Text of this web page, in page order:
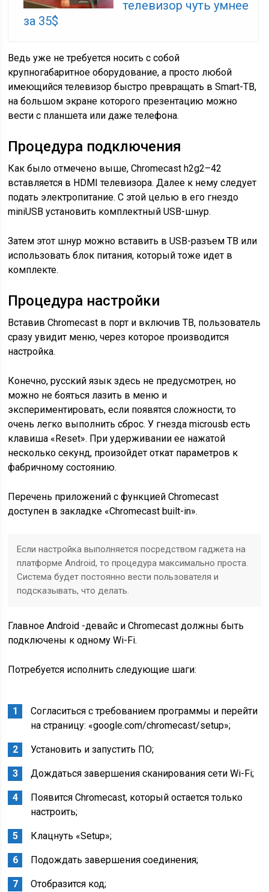
телевизор чуть умнее
за 35$
Ведь уже не требуется носить с собой
крупногабаритное оборудование, а просто любой
имеющийся телевизор быстро превращать в Smart-ТВ,
на большом экране которого презентацию можно
вести с планшета или даже телефона.
Процедура подключения
Как было отмечено выше, Chromecast h2g2–42
вставляется в HDMI телевизора. Далее к нему следует
подать электропитание. С этой целью в его гнездо
miniUSB установить комплектный USB-шнур.
Затем этот шнур можно вставить в USB-разъем ТВ или
использовать блок питания, который тоже идет в
комплекте.
Процедура настройки
Вставив Chromecast в порт и включив ТВ, пользователь
сразу увидит меню, через которое производится
настройка.
Конечно, русский язык здесь не предусмотрен, но
можно не бояться лазить в меню и
экспериментировать, если появятся сложности, то
очень легко выполнить сброс. У гнезда microusb есть
клавиша «Reset». При удерживании ее нажатой
несколько секунд, произойдет откат параметров к
фабричному состоянию.
Перечень приложений с функцией Chromecast
доступен в закладке «Chromecast built-in».
Если настройка выполняется посредством гаджета на
платформе Android, то процедура максимально проста.
Система будет постоянно вести пользователя и
подсказывать, что делать.
Главное Android -девайс и Chromecast должны быть
подключены к одному Wi-Fi.
Потребуется исполнить следующие шаги:
Согласиться с требованием программы и перейти
на страницу: «google.com/chromecast/setup»;
Установить и запустить ПО;
Дождаться завершения сканирования сети Wi-Fi;
Появится Chromecast, который остается только
настроить;
Клацнуть «Setup»;
Подождать завершения соединения;
Отобразится код;